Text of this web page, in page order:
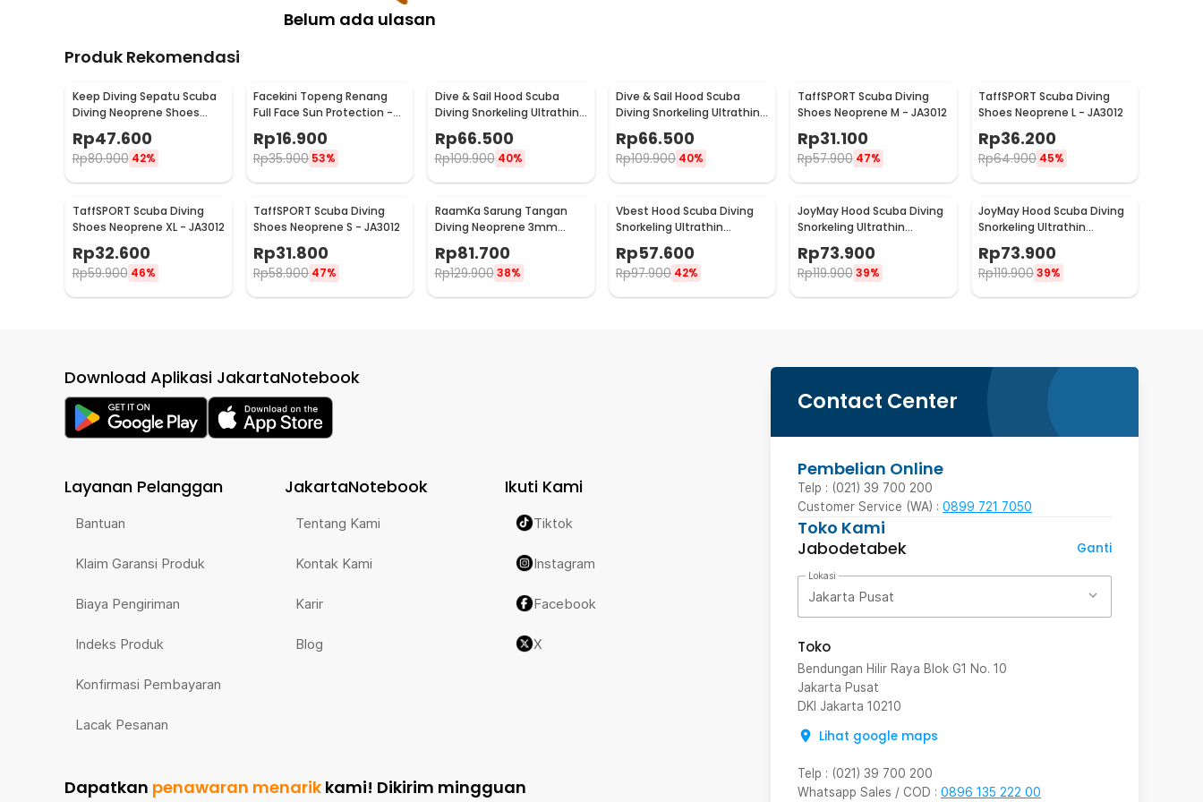
Belum ada ulasan
Produk Rekomendasi
Keep Diving Sepatu Scuba
Diving Neoprene Shoes
Water Resistant L - DS-102
Rp47.600
Rp80.900 42%
Facekini Topeng Renang
Full Face Sun Protection -
Rp16.900
Rp35.900 53%
Dive & Sail Hood Scuba
Diving Snorkeling Ultrathin
Neoprene M - DH-002
Rp66.500
Rp109.900 40%
Dive & Sail Hood Scuba
Diving Snorkeling Ultrathin
Neoprene L - DH-002
Rp66.500
Rp109.900 40%
TaffSPORT Scuba Diving
Shoes Neoprene M - JA3012
Rp31.100
Rp57.900 47%
TaffSPORT Scuba Diving
Shoes Neoprene L - JA3012
Rp36.200
Rp64.900 45%
TaffSPORT Scuba Diving
Shoes Neoprene XL - JA3012
Rp32.600
Rp59.900 46%
TaffSPORT Scuba Diving
Shoes Neoprene S - JA3012
Rp31.800
Rp58.900 47%
RaamKa Sarung Tangan
Diving Neoprene 3mm
Waterproof Snorkeling
Surfing L - ST-05
Rp81.700
Rp129.900 38%
Vbest Hood Scuba Diving
Snorkeling Ultrathin
Neoprene XL - DH-020
Rp57.600
Rp97.900 42%
JoyMay Hood Scuba Diving
Snorkeling Ultrathin
Neoprene L/XL - DH-030
Rp73.900
Rp119.900 39%
JoyMay Hood Scuba Diving
Snorkeling Ultrathin
Neoprene S/M - DH-030
Rp73.900
Rp119.90039%
Contact Center
Pembelian Online
Telp : (021) 39 700 200
Customer Service (WA) : 0899 721 7050
Toko Kami
Jabodetabek
Ganti
Lokasi
Jakarta Pusat
Toko
Bendungan Hilir Raya Blok G1 No. 10
Jakarta Pusat
DKI Jakarta 10210
Lihat google maps
Telp : (021) 39 700 200
Whatsapp Sales / COD : 0896 135 222 00
Download Aplikasi JakartaNotebook
Layanan Pelanggan
Bantuan
Klaim Garansi Produk
Biaya Pengiriman
Indeks Produk
Konfirmasi Pembayaran
Lacak Pesanan
JakartaNotebook
Tentang Kami
Kontak Kami
Karir
Blog
Ikuti Kami
Tiktok
Instagram
Facebook
X
Dapatkan penawaran menarik kami! Dikirim mingguan